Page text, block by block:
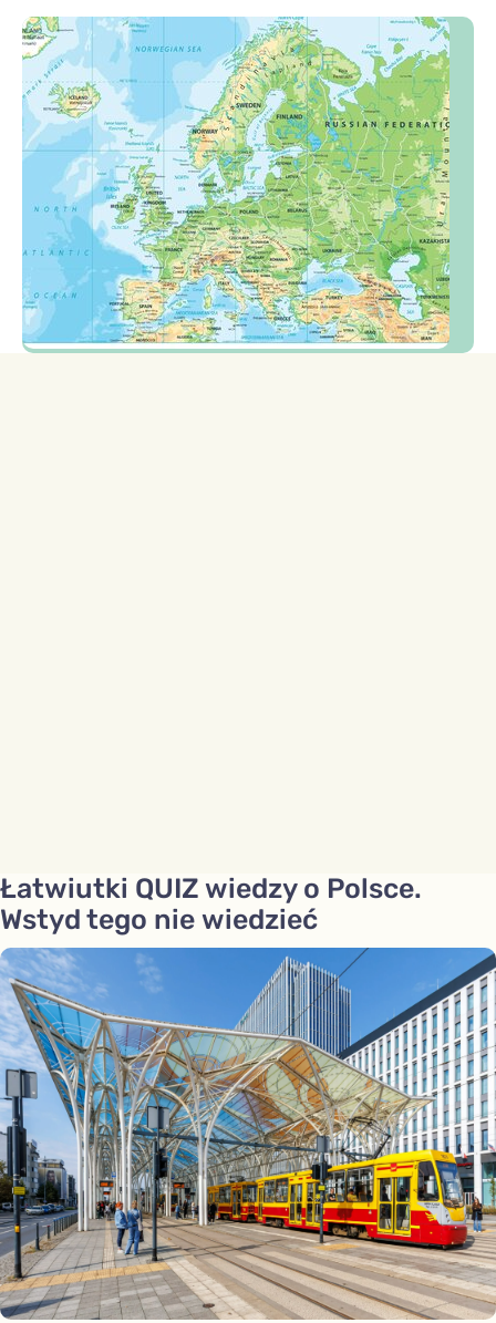
Łatwiutki QUIZ wiedzy o Polsce.
Wstyd tego nie wiedzieć